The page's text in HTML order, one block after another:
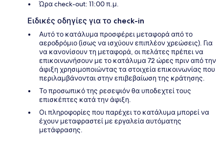
Ώρα check-out: 11:00 π.μ.
Ειδικές οδηγίες για το check-in
Αυτό το κατάλυμα προσφέρει μεταφορά από το
αεροδρόμιο (ίσως να ισχύουν επιπλέον χρεώσεις). Για
να κανονίσουν τη μεταφορά, οι πελάτες πρέπει να
επικοινωνήσουν με το κατάλυμα 72 ώρες πριν από την
άφιξη χρησιμοποιώντας τα στοιχεία επικοινωνίας που
περιλαμβάνονται στην επιβεβαίωση της κράτησης.
Το προσωπικό της ρεσεψιόν θα υποδεχτεί τους
επισκέπτες κατά την άφιξη.
Οι πληροφορίες που παρέχει το κατάλυμα μπορεί να
έχουν μεταφραστεί με εργαλεία αυτόματης
μετάφρασης.